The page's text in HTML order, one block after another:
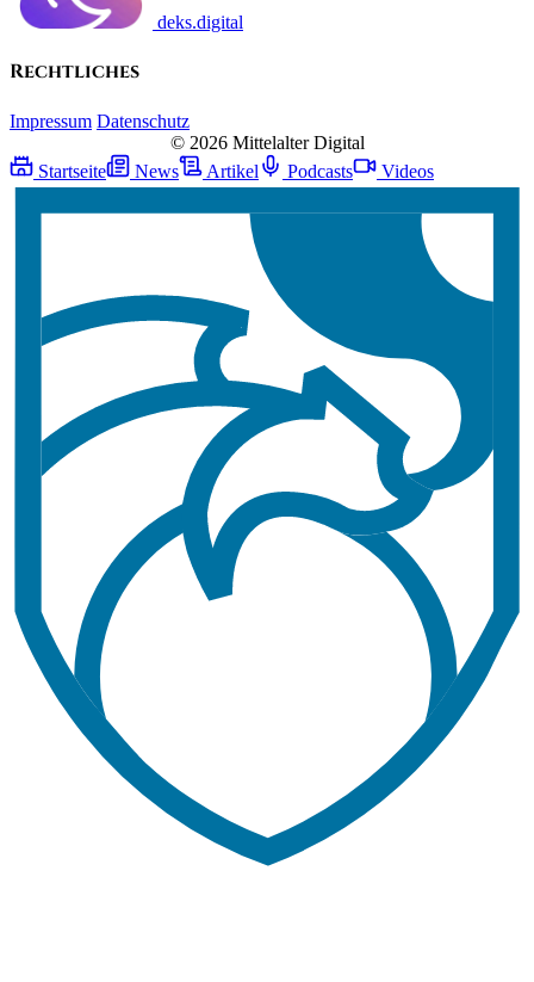
deks.digital
Rechtliches
Impressum Datenschutz
© 2026 Mittelalter Digital
Startseite
News Artikel Podcasts Videos